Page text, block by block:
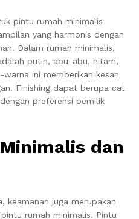
pintu rumah minimalis
yang harmonis dengan
Dalam rumah minimalis,
putih, abu-abu, hitam,
warna ini memberikan kesan
Finishing dapat berupa cat
preferensi pemilik
dan
keamanan juga merupakan
rumah minimalis. Pintu